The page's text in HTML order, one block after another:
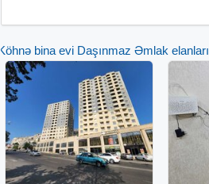
Köhnə bina evi Daşınmaz Əmlak elanları